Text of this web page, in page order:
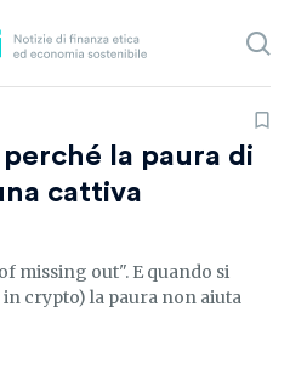
la paura di
cattiva
missing out". E quando si
crypto) la paura non aiuta